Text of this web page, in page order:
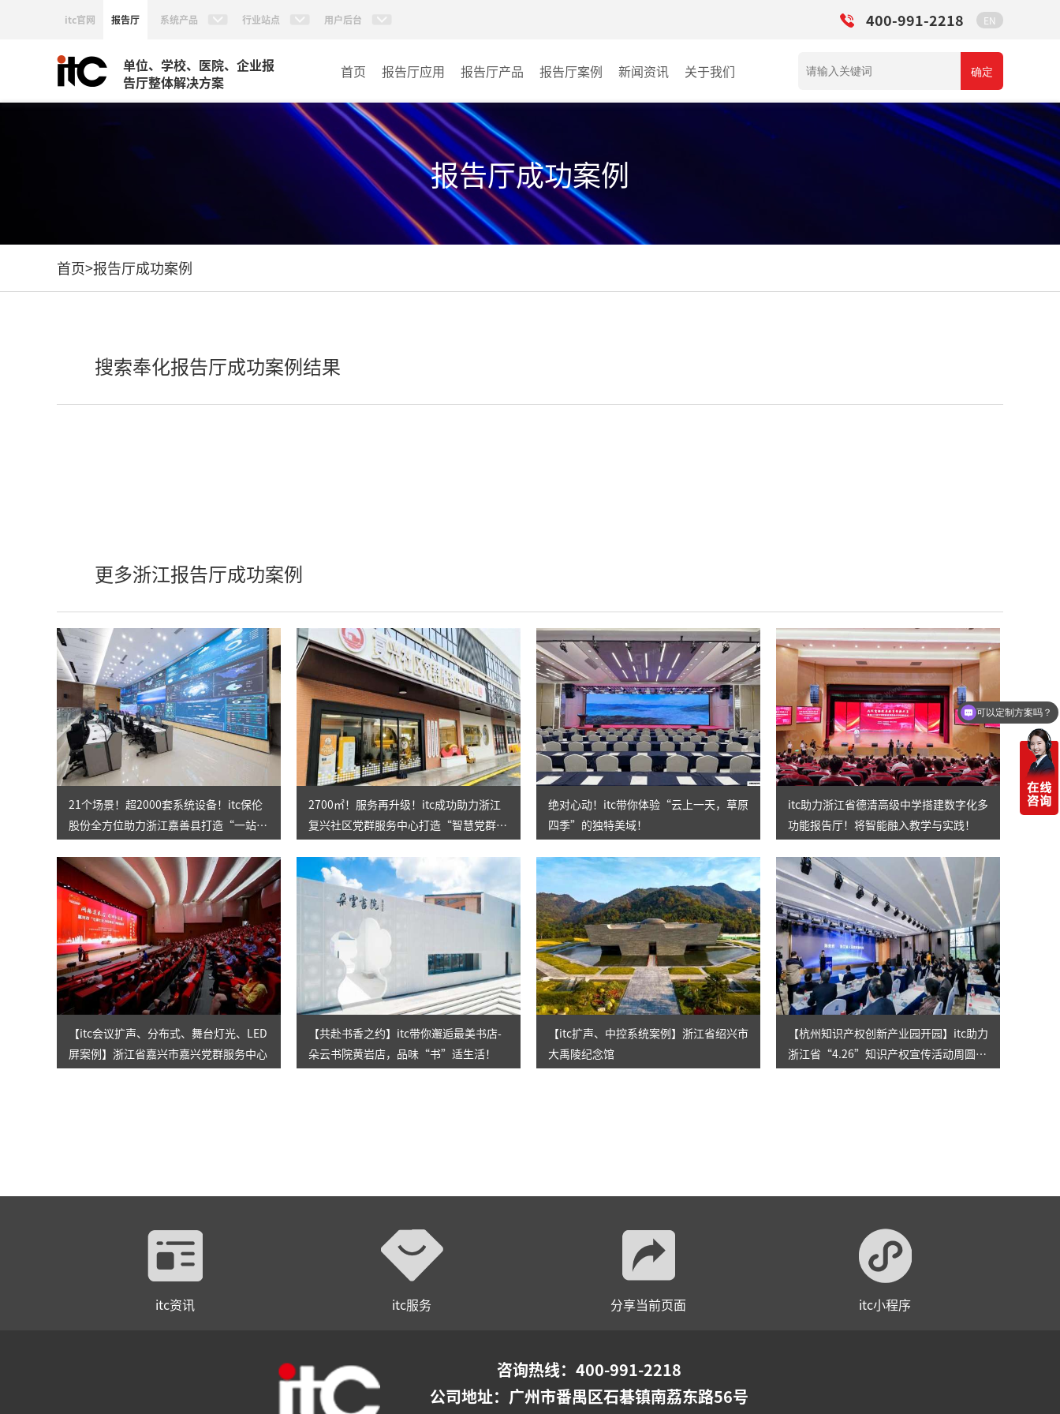
itc官网 报告厅 系统产品 行业站点 用户后台 400-991-2218 EN
单位、学校、医院、企业报
告厅整体解决方案
首页 报告厅应用 报告厅产品
AI智慧视频会议系统
AI智慧会议平板
视频会议配件
AI智慧会议平板itchub
数字化会议设备
同声传译系列
AI智慧无纸化会议系统
AI智慧演易通软件
AI智慧语音转写系统
AI智慧录播系统
庭审录播
智能AI会议纪要系列
智慧党建系列
讯笛会议系列
小间距LED显示屏
报告厅案例
文体场馆
教育
医疗
新闻资讯 关于我们 确定
报告厅成功案例
首页>报告厅成功案例
搜索奉化报告厅成功案例结果
更多浙江报告厅成功案例
21个场景！超2000套系统设备！itc保伦
股份全方位助力浙江嘉善县打造“一站
2700㎡！服务再升级！itc成功助力浙江
复兴社区党群服务中心打造“智慧党群之
绝对心动！itc带你体验“云上一天，草原
四季”的独特美域！
itc助力浙江省德清高级中学搭建数字化多
功能报告厅！将智能融入教学与实践！
【itc会议扩声、分布式、舞台灯光、LED
屏案例】浙江省嘉兴市嘉兴党群服务中心
【共赴书香之约】itc带你邂逅最美书店-
朵云书院黄岩店，品味“书”适生活！
【itc扩声、中控系统案例】浙江省绍兴市
大禹陵纪念馆
【杭州知识产权创新产业园开园】itc助力
浙江省“4.26”知识产权宣传活动周圆满
itc资讯 itc服务 分享当前页面 itc小程序
咨询热线：400-991-2218
公司地址： 广州市番禺区石碁镇南荔东路56号
可以定制方案吗？